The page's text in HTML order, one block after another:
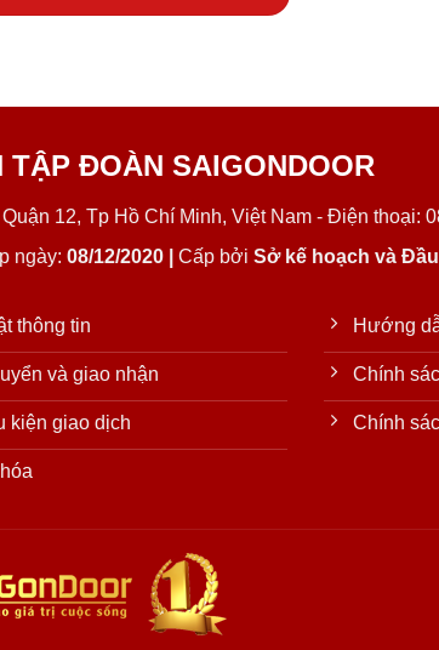
TẬP ĐOÀN SAIGONDOOR
12, Tp Hồ Chí Minh, Việt Nam - Điện thoại:
ngày: 08/12/2020 | Cấp bởi Sở kế hoạch và
thông tin
và giao nhận
kiện giao dịch
Hướng
Chính
Chính